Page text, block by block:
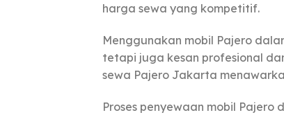
harga sewa yang kompetitif.
Menggunakan mobil Pajero
tetapi juga kesan profesional
sewa Pajero Jakarta
Proses penyewaan mobil